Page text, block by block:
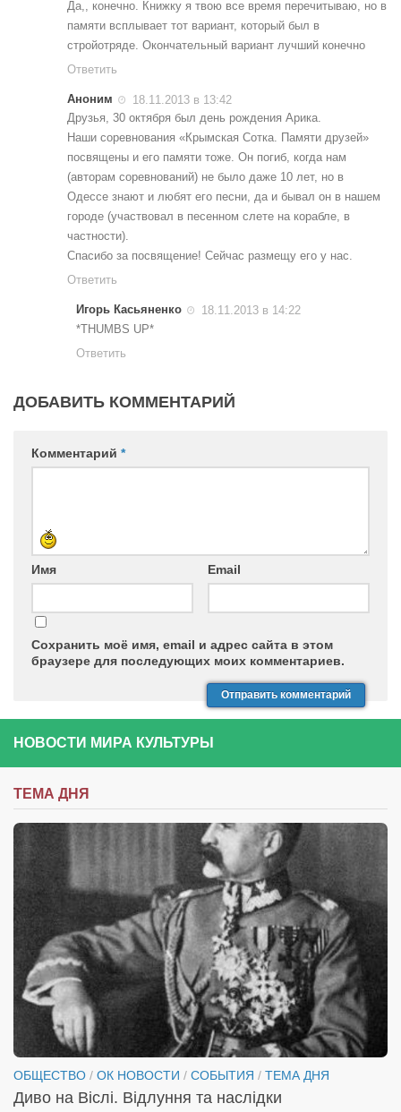
Да,, конечно. Книжку я твою все время перечитываю, но в
памяти всплывает тот вариант, который был в
стройотряде. Окончательный вариант лучший конечно
Ответить
Аноним
18.11.2013 в 13:42
Друзья, 30 октября был день рождения Арика.
Наши соревнования «Крымская Сотка. Памяти друзей»
посвящены и его памяти тоже. Он погиб, когда нам
(авторам соревнований) не было даже 10 лет, но в
Одессе знают и любят его песни, да и бывал он в нашем
городе (участвовал в песенном слете на корабле, в
частности).
Спасибо за посвящение! Сейчас размещу его у нас.
Ответить
Игорь Касьяненко
18.11.2013 в 14:22
*THUMBS UP*
Ответить
ДОБАВИТЬ КОММЕНТАРИЙ
Комментарий *
Имя Email
Сохранить моё имя, email и адрес сайта в этом
браузере для последующих моих комментариев.
НОВОСТИ МИРА КУЛЬТУРЫ
ТЕМА ДНЯ
ОБЩЕСТВО / ОК НОВОСТИ / СОБЫТИЯ / ТЕМА ДНЯ
Диво на Віслі. Відлуння та наслідки